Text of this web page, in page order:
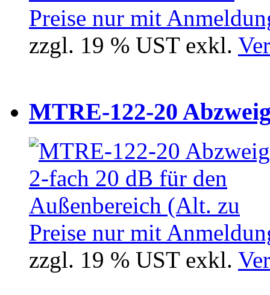
Preise nur mit
zzgl. 19 % UST exkl.
MTRE-122-20
Preise nur mit
zzgl. 19 % UST exkl.